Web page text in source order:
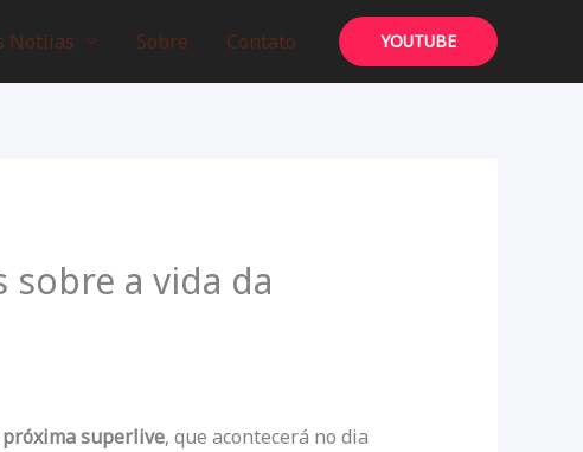
Notíias Sobre Contato YOUTUBE
sobre a vida da
próxima superlive, que acontecerá no dia